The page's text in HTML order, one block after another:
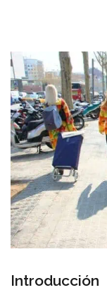
Introducción